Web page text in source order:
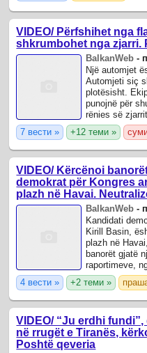
VIDEO/ Përfshihet nga
shkrumbohet nga zjarri.
BalkanWeb -
Një automjet
Automjeti siç
plotësisht.
punojnë për
rënies së
zbardhjen e
7 вести » +12 теми »
VIDEO/ Kërcënoi
demokrat për Kongres
plazh në Havai.
BalkanWeb -
Kandidati
Kirill Basin,
plazh në
banorët gjatë
raportimeve,
Basin të ulte
4 вести » +2 теми »
VIDEO/ “Ju erdhi
në rrugët e Tiranës,
Poshtë qeveria